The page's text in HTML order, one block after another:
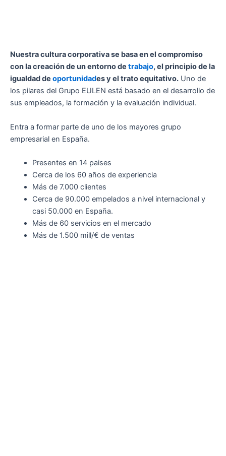
Nuestra cultura corporativa se basa en el compromiso
con la creación de un entorno de trabajo, el principio de la
igualdad de oportunidades y el trato equitativo. Uno de
los pilares del Grupo EULEN está basado en el desarrollo de
sus empleados, la formación y la evaluación individual.
Entra a formar parte de uno de los mayores grupo
empresarial en España.
Presentes en 14 paises
Cerca de los 60 años de experiencia
Más de 7.000 clientes
Cerca de 90.000 empelados a nivel internacional y
casi 50.000 en España.
Más de 60 servicios en el mercado
Más de 1.500 mill/€ de ventas